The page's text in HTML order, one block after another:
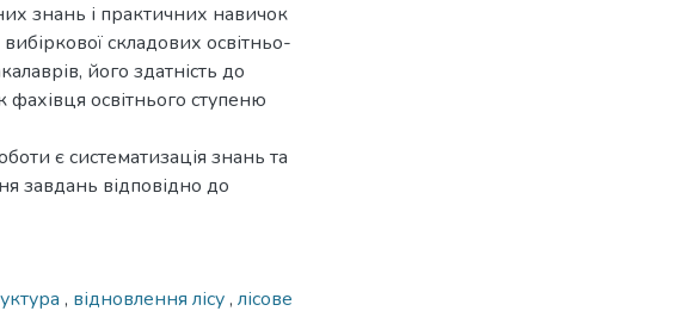
знань і практичних навичок
складових освітньо-
його здатність до
фахівця освітнього ступеню
є систематизація знань та
завдань відповідно до
, відновлення лісу, лісове